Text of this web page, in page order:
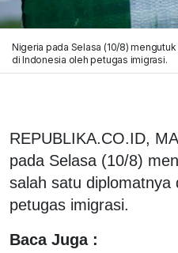
Nigeria pada Selasa (10/8)
di Indonesia oleh petugas imigrasi.
REPUBLIKA.CO.ID,
pada Selasa (10/8)
salah satu diplomatnya
petugas imigrasi.
Baca Juga :